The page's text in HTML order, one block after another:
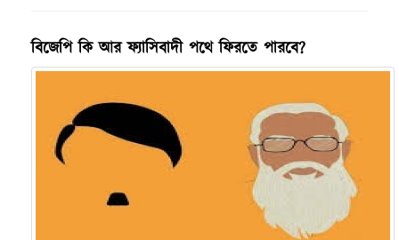
বিজেপি কি আর ফ্যাসিবাদী পথে ফিরতে পারবে?